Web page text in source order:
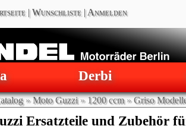
|Wunschliste|Anmelden
Derbi
»Moto Guzzi»1200 ccm»Griso
Ersatzteile und Zubehör